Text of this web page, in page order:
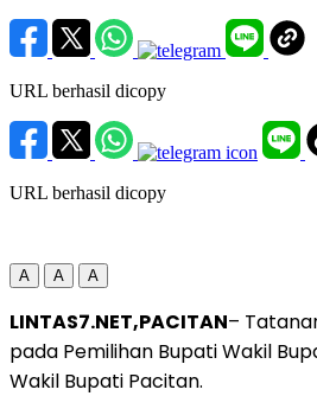
URL berhasil dicopy
URL berhasil dicopy
A A A
LINTAS7.NET,PACITAN–
pada Pemilihan Bupati Wakil
Wakil Bupati Pacitan.